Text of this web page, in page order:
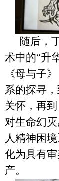
随后，
术中的“升
《母与子
系的探寻
关怀，再
对生命幻
人精神困
化为具有
产。